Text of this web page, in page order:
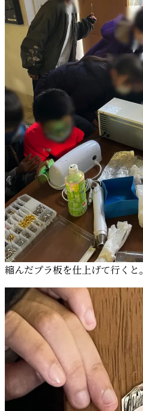
縮んだプラ板を仕上げて行くと。